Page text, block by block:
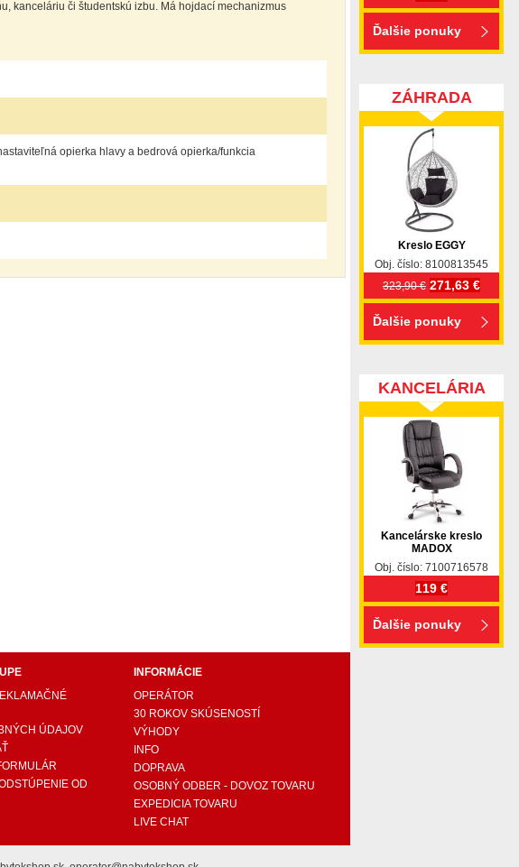
kanceláriu či študentskú izbu. Má hojdací mechanizmus
opierka hlavy a bedrová opierka/funkcia
Ďalšie ponuky
ZÁHRADA
Kreslo EGGY
Obj. číslo: 8100813545
323,90 € 271,63 €
Ďalšie ponuky
KANCELÁRIA
Kancelárske kreslo
MADOX
Obj. číslo: 7100716578
119 €
Ďalšie ponuky
ÚDAJOV
OD
INFORMÁCIE
OPERÁTOR
30 ROKOV SKÚSENOSTÍ
VÝHODY
INFO
DOPRAVA
OSOBNÝ ODBER - DOVOZ TOVARU
EXPEDICIA TOVARU
LIVE CHAT